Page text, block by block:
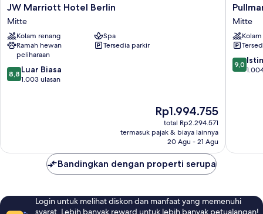
JW
Marriott
Hotel
Berlin
Mitte
JW Marriott Hotel Berlin
Mitte
Kolam renang
Spa
Ramah hewan
peliharaan
Tersedia parkir
8.8
dari
8,8 Luar Biasa
1.003 ulasan
Harga
sekarang
Rp1.994.755
Rp1.994.755
total Rp2.294.571
termasuk pajak & biaya lainnya
20 Agu - 21 Agu
Pullman
Berlin
Mitte
Mitte
9.0
dari
9,0
Bandingkan dengan properti serupa
Login untuk melihat diskon dan manfaat yang memenuhi
syarat. Lebih banyak reward untuk lebih banyak petualangan!